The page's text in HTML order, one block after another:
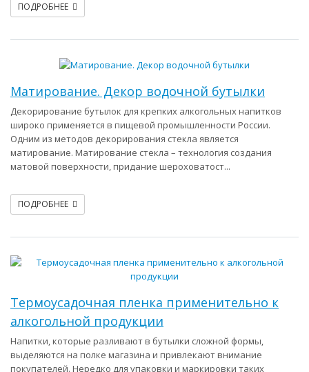
ПОДРОБНЕЕ
Матирование. Декор водочной бутылки
Декорирование бутылок для крепких алкогольных напитков
широко применяется в пищевой промышленности России.
Одним из методов декорирования стекла является
матирование. Матирование стекла – технология создания
матовой поверхности, придание шероховатост...
ПОДРОБНЕЕ
Термоусадочная пленка применительно к
алкогольной продукции
Напитки, которые разливают в бутылки сложной формы,
выделяются на полке магазина и привлекают внимание
покупателей. Нередко для упаковки и маркировки таких